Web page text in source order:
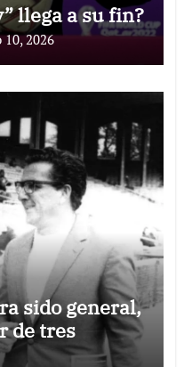
llega a su fin?
10, 2026
sido general,
de tres